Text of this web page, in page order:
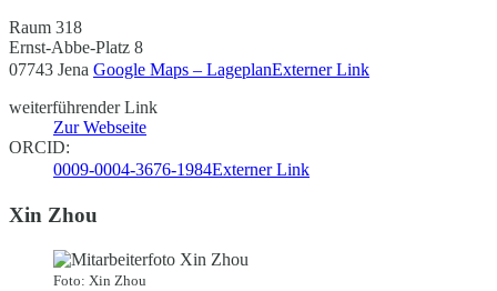
Raum 318
Ernst-Abbe-Platz 8
07743 Jena Google Maps – LageplanExterner Link
weiterführender Link
Zur Webseite
ORCID:
0009-0004-3676-1984Externer Link
Xin Zhou
Foto: Xin Zhou